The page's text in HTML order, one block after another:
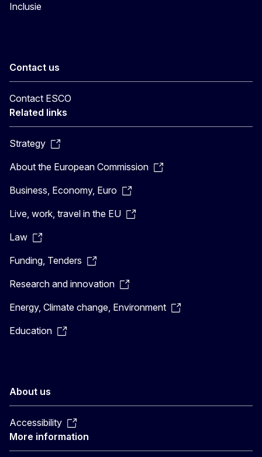
Inclusie
Contact us
Contact ESCO
Related links
Strategy
About the European Commission
Business, Economy, Euro
Live, work, travel in the EU
Law
Funding, Tenders
Research and innovation
Energy, Climate change, Environment
Education
About us
Accessibility
More information